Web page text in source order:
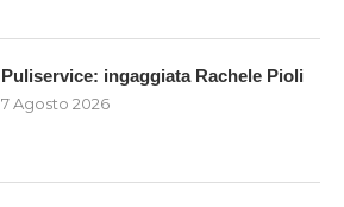
Puliservice: ingaggiata Rachele Pioli
7 Agosto 2026